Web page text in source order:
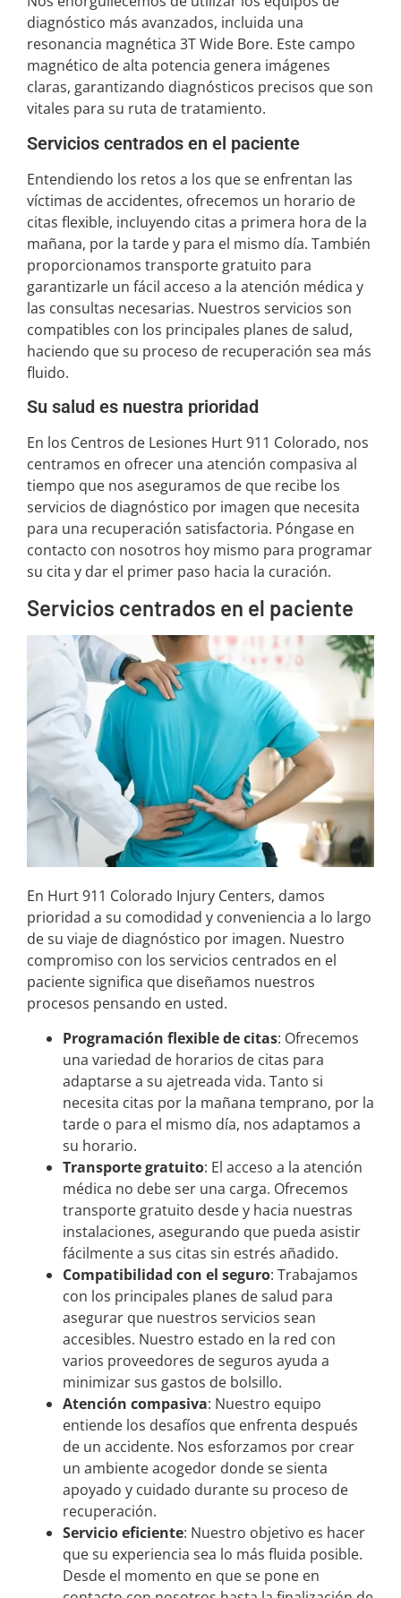
diagnóstico más avanzados, incluida una
resonancia magnética 3T Wide Bore. Este campo
magnético de alta potencia genera imágenes
claras, garantizando diagnósticos precisos que son
vitales para su ruta de tratamiento.
Servicios centrados en el paciente
Entendiendo los retos a los que se enfrentan las
víctimas de accidentes, ofrecemos un horario de
citas flexible, incluyendo citas a primera hora de la
mañana, por la tarde y para el mismo día. También
proporcionamos transporte gratuito para
garantizarle un fácil acceso a la atención médica y
las consultas necesarias. Nuestros servicios son
compatibles con los principales planes de salud,
haciendo que su proceso de recuperación sea más
fluido.
Su salud es nuestra prioridad
En los Centros de Lesiones Hurt 911 Colorado, nos
centramos en ofrecer una atención compasiva al
tiempo que nos aseguramos de que recibe los
servicios de diagnóstico por imagen que necesita
para una recuperación satisfactoria. Póngase en
contacto con nosotros hoy mismo para programar
su cita y dar el primer paso hacia la curación.
Servicios centrados en el paciente
En Hurt 911 Colorado Injury Centers, damos
prioridad a su comodidad y conveniencia a lo largo
de su viaje de diagnóstico por imagen. Nuestro
compromiso con los servicios centrados en el
paciente significa que diseñamos nuestros
procesos pensando en usted.
Programación flexible de citas: Ofrecemos
una variedad de horarios de citas para
adaptarse a su ajetreada vida. Tanto si
necesita citas por la mañana temprano, por la
tarde o para el mismo día, nos adaptamos a
su horario.
Transporte gratuito: El acceso a la atención
médica no debe ser una carga. Ofrecemos
transporte gratuito desde y hacia nuestras
instalaciones, asegurando que pueda asistir
fácilmente a sus citas sin estrés añadido.
Compatibilidad con el seguro: Trabajamos
con los principales planes de salud para
asegurar que nuestros servicios sean
accesibles. Nuestro estado en la red con
varios proveedores de seguros ayuda a
minimizar sus gastos de bolsillo.
Atención compasiva: Nuestro equipo
entiende los desafíos que enfrenta después
de un accidente. Nos esforzamos por crear
un ambiente acogedor donde se sienta
apoyado y cuidado durante su proceso de
recuperación.
Servicio eficiente: Nuestro objetivo es hacer
que su experiencia sea lo más fluida posible.
Desde el momento en que se pone en